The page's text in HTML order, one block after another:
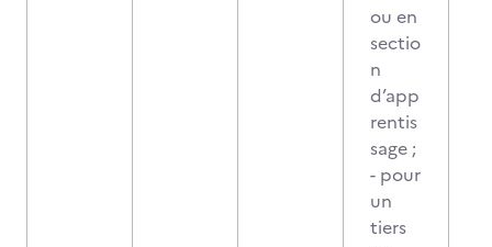
ou en
sectio
n
d’app
rentis
sage ;
- pour
un
tiers